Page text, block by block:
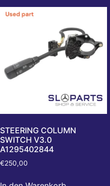
STEERING COLUMN
SWITCH V3.0
A1295402844
€250,00